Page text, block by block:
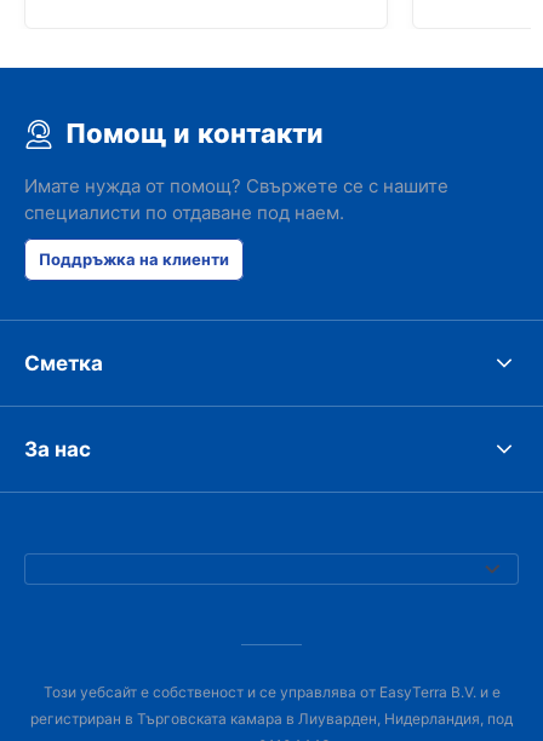
Помощ и контакти
Имате нужда от помощ? Свържете се с нашите
специалисти по отдаване под наем.
Поддръжка на клиенти
Сметка
За нас
Този уебсайт е собственост и се управлява от EasyTerra B.V. и е
регистриран в Търговската камара в Лиуварден, Нидерландия, под